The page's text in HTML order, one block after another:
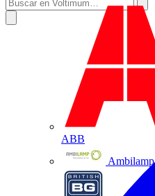
ABB
Ambilamp